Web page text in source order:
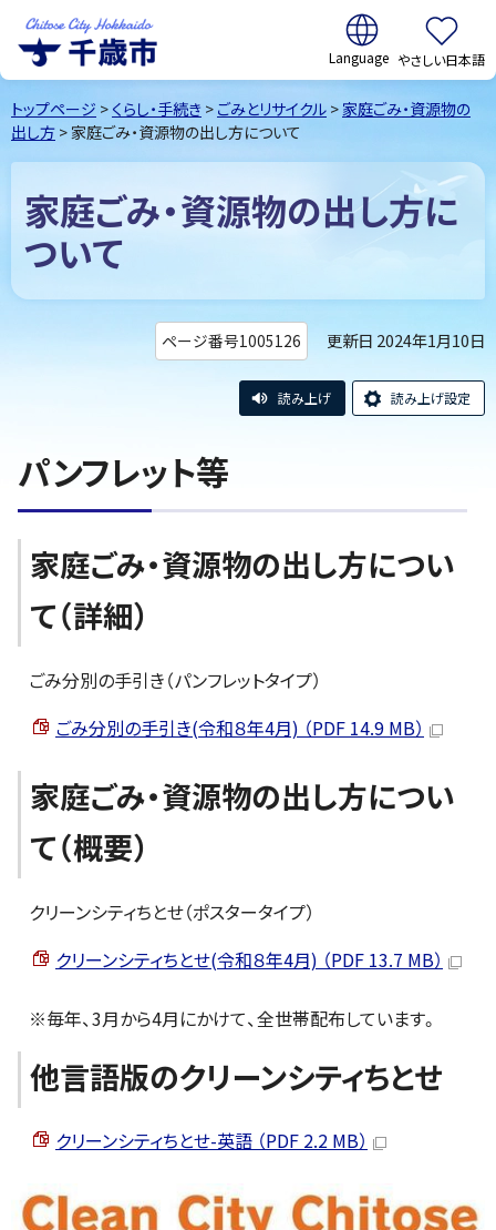
千歳市Chitose
City Hokkaido
翻訳:
やさしい日本語
トップページ > くらし・手続き > ごみとリサイクル >家庭ごみ・資源物の
出し方 > 家庭ごみ・資源物の出し方について
家庭ごみ・資源物の出し方に
ついて
ページ番号1005126 更新日 2024年1月10日
読み上げ 読み上げ設定
パンフレット等
家庭ごみ・資源物の出し方につい
て（詳細）
ごみ分別の手引き（パンフレットタイプ）
ごみ分別の手引き(令和８年4月) （PDF 14.9 MB）
家庭ごみ・資源物の出し方につい
て（概要）
クリーンシティちとせ（ポスタータイプ）
クリーンシティちとせ(令和８年4月) （PDF 13.7 MB）
※毎年、3月から4月にかけて、全世帯配布しています。
他言語版のクリーンシティちとせ
クリーンシティちとせ-英語 （PDF 2.2 MB）